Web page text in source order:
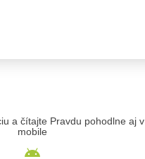
a čítajte Pravdu pohodlne aj v
mobile